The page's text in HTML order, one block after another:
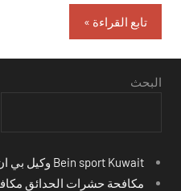
تابع القراءة
البحث
مكافحة حشرات الحدائق